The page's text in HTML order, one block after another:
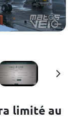
limité au